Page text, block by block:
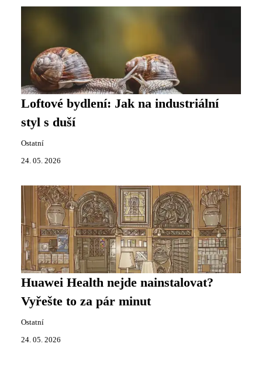
Loftové bydlení: Jak na industriální
styl s duší
Ostatní
24. 05. 2026
Huawei Health nejde nainstalovat?
Vyřešte to za pár minut
Ostatní
24. 05. 2026